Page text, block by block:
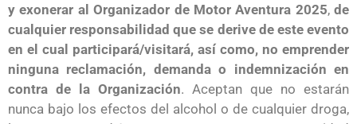
y exonerar al Organizador de Motor Aventura 2025, de
cualquier responsabilidad que se derive de este evento
en el cual participará/visitará, así como, no emprender
ninguna reclamación, demanda o indemnización en
contra de la Organización. Aceptan que no estarán
nunca bajo los efectos del alcohol o de cualquier droga,